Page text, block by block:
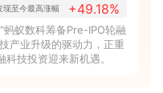
现至今最高涨幅 +49.18%
蚁数科筹备Pre-IPO轮融
产业升级的驱动力，正重
技投资迎来新机遇。